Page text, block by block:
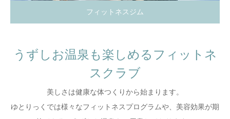
フィットネスジム
うずしお温泉も楽しめるフィットネ
スクラブ
美しさは健康な体つくりから始まります。
ゆとりっくでは様々なフィットネスプログラムや、美容効果が期